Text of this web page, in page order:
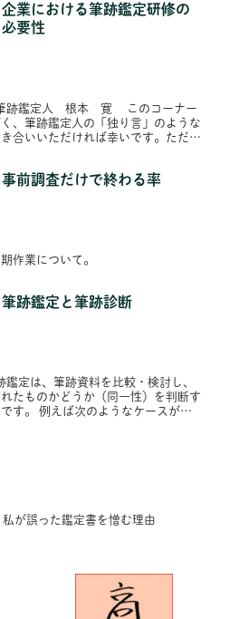
企業における筆跡鑑定研修の
必要性
筆跡鑑定人 根本 寛 このコーナー
、筆跡鑑定人の「独り言」のような
合いいただければ幸いです。ただ
事前調査だけで終わる率
作業について。
筆跡鑑定と筆跡診断
定は、筆跡資料を比較・検討し、
たものかどうか（同一性）を判断す
す。 例えば次のようなケースが対
私が誤った鑑定書を憎む理由